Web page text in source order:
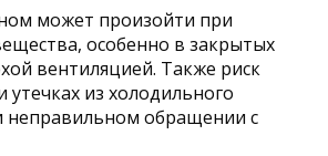
может произойти при
особенно в закрытых
вентиляцией. Также риск
утечках из холодильного
неправильном обращении с